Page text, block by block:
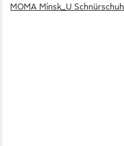
MOMA Minsk_U Schnürschuh